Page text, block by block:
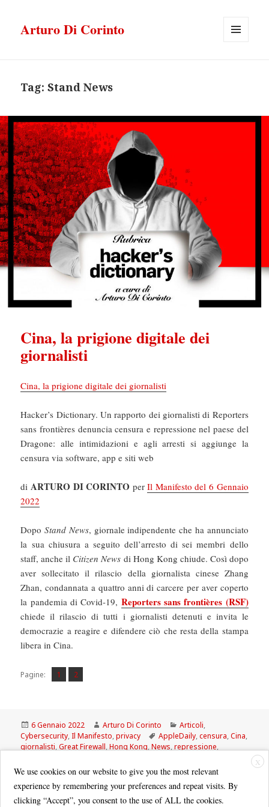
Arturo Di Corinto
Tag:Stand News
Cina, la prigione digitale dei
giornalisti
Cina, la prigione digitale dei giornalisti
Hacker’s Dictionary. Un rapporto dei giornalisti di Reporters
sans frontières denuncia censura e repressione nel paese del
Dragone: alle intimidazioni e agli arresti si aggiunge la
censura via software, app e siti web
diARTURO DI CORINTO perIl Manifesto del 6 Gennaio
2022
DopoStand News, giornale indipendente che ha annunciato
la sua chiusura a seguito dell’arresto di sei membri dello
staff, anche il Citizen News di Hong Kong chiude. Così dopo
aver sollecitato il rilascio della giornalista cinese Zhang
Zhan, condannata a quattro anni di carcere per aver coperto
la pandemia di Covid-19, Reporters sans frontières (RSF)
chiede il rilascio di tutti i giornalisti detenuti e invita le
democrazie a reagire e difendere ciò che resta della stampa
libera in Cina.
Pagine: Pagina
1 ,
Pagina
2
Scritto
il
6 Gennaio 2022 Autore
Arturo Di Corinto Categorie
Articoli,
Cybersecurity,Il Manifesto,privacy Tag
AppleDaily,censura,Cina,
giornalisti,Great Firewall,Hong Kong,News,repressione,
X
We use cookies on our website to give you the most relevant
experience by remembering your preferences and repeat visits. By
clicking “Accept”, you consent to the use of ALL the cookies.